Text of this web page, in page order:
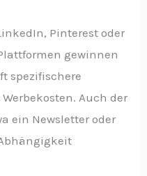
Pinterest oder
gewinnen
spezifischere
Auch der
ein Newsletter oder